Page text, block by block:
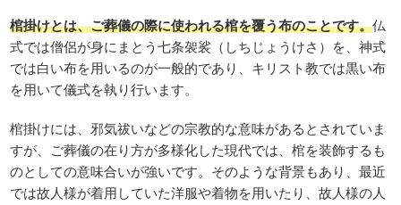
棺掛けとは、ご葬儀の際に使われる棺を覆う布のことです。仏
式では僧侶が身にまとう七条袈裟（しちじょうけさ）を、神式
では白い布を用いるのが一般的であり、キリスト教では黒い布
を用いて儀式を執り行います。
棺掛けには、邪気祓いなどの宗教的な意味があるとされていま
すが、ご葬儀の在り方が多様化した現代では、棺を装飾するも
のとしての意味合いが強いです。そのような背景もあり、最近
では故人様が着用していた洋服や着物を用いたり、故人様の人